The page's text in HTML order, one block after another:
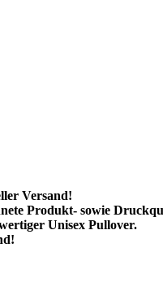
Versand!
Produkt- sowie
Unisex Pullover.